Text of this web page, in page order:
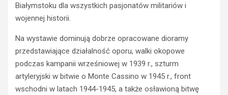
Białymstoku dla wszystkich pasjonatów militariów i
wojennej historii.
Na wystawie dominują dobrze opracowane dioramy
przedstawiające działalność oporu, walki okopowe
podczas kampanii wrześniowej w 1939 r., szturm
artyleryjski w bitwie o Monte Cassino w 1945 r., front
wschodni w latach 1944-1945, a także osławioną bitwę